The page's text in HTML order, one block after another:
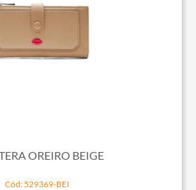
OREIRO BEIGE
Cód: 529369-BEI